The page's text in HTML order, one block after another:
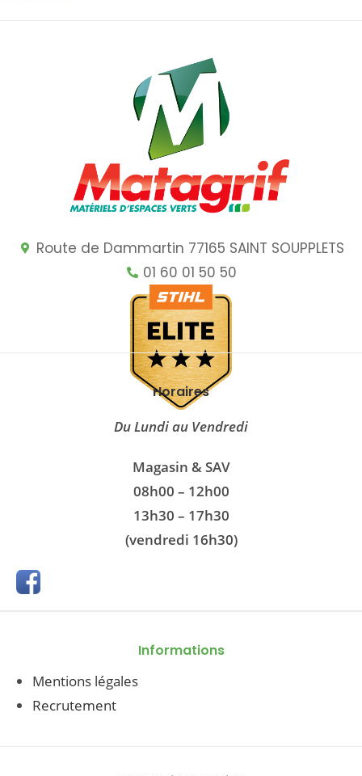
Route de Dammartin 77165 SAINT SOUPPLETS
01 60 01 50 50
Horaires
Du Lundi au Vendredi
Magasin & SAV
08h00 – 12h00
13h30 – 17h30
(vendredi 16h30)
Informations
Mentions légales
Recrutement